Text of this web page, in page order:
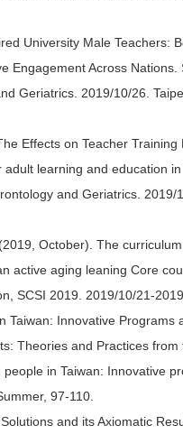
University Male Teachers:
Engagement Across
Geriatrics. 2019/10/26.
Effects on Teacher
learning and education
and Geriatrics. 2019/
October). The
active aging leaning Core
SCSI 2019. 2019/10/21-
Taiwan: Innovative Programs
Theories and Practices from
in Taiwan: Innovative
97-110.
and its Axiomatic